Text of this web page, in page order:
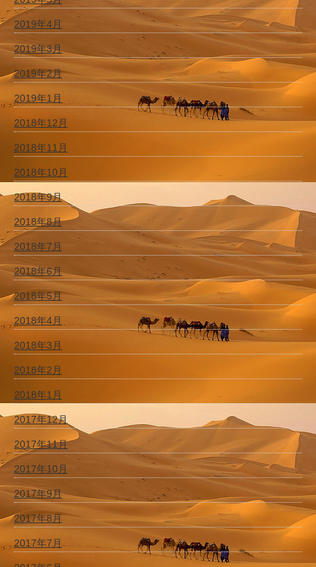
2019年4月
2019年3月
2019年2月
2019年1月
2018年12月
2018年11月
2018年10月
2018年9月
2018年8月
2018年7月
2018年6月
2018年5月
2018年4月
2018年3月
2018年2月
2018年1月
2017年12月
2017年11月
2017年10月
2017年9月
2017年8月
2017年7月